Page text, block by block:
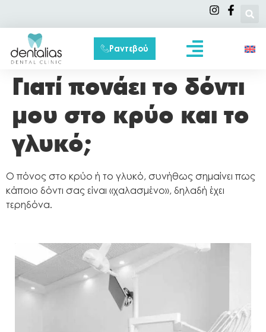
Ραντεβού
Γιατί πονάει το δόντι
μου στο κρύο και το
γλυκό;
Ο πόνος στο κρύο ή το γλυκό, συνήθως σημαίνει πως
κάποιο δόντι σας είναι «χαλασμένο», δηλαδή έχει
τερηδόνα.